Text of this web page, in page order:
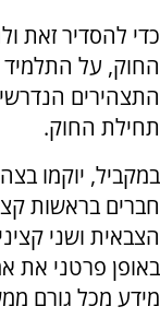
כדי להסדיר זאת
החוק, על התלמיד
תחילת החוק.
במקביל, יוקמו
חברים בראשות
הצבאית ושני
באופן פרטני את
מידע מכל גורם